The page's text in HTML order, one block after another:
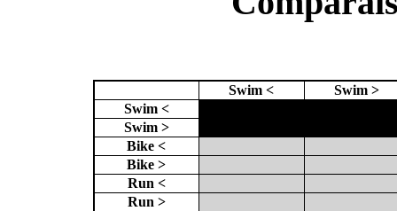
Swim <
Swim >
Swim <
Swim >
Bike <
Bike >
Run <
Run >